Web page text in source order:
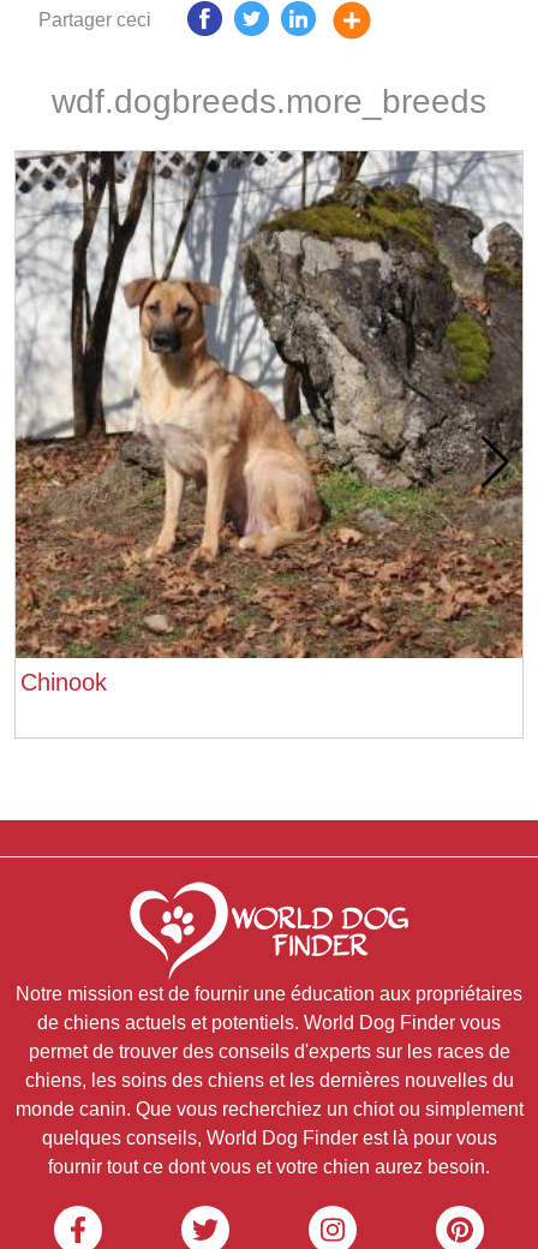
Partager ceci
wdf.dogbreeds.more_breeds
Chinook
Notre mission est de fournir une éducation aux propriétaires
de chiens actuels et potentiels. World Dog Finder vous
permet de trouver des conseils d'experts sur les races de
chiens, les soins des chiens et les dernières nouvelles du
monde canin. Que vous recherchiez un chiot ou simplement
quelques conseils, World Dog Finder est là pour vous
fournir tout ce dont vous et votre chien aurez besoin.